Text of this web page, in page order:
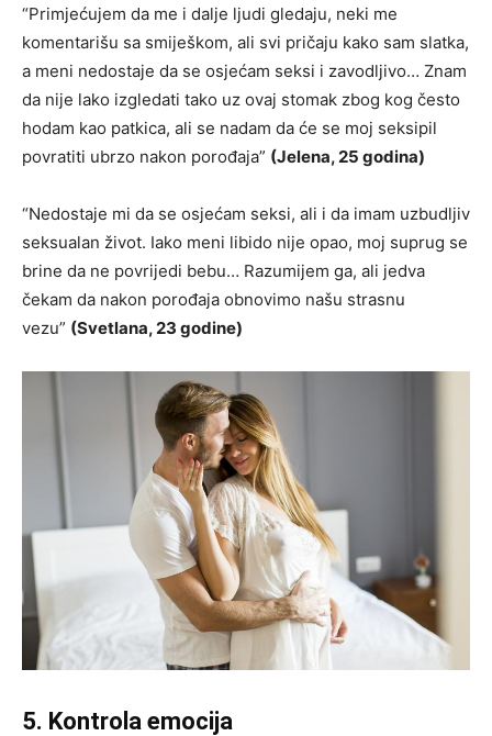
“Primjećujem da me i dalje ljudi gledaju, neki me
komentarišu sa smiješkom, ali svi pričaju kako sam slatka,
a meni nedostaje da se osjećam seksi i zavodljivo… Znam
da nije lako izgledati tako uz ovaj stomak zbog kog često
hodam kao patkica, ali se nadam da će se moj seksipil
povratiti ubrzo nakon porođaja” (Jelena, 25 godina)
“Nedostaje mi da se osjećam seksi, ali i da imam uzbudljiv
seksualan život. Iako meni libido nije opao, moj suprug se
brine da ne povrijedi bebu… Razumijem ga, ali jedva
čekam da nakon porođaja obnovimo našu strasnu
vezu” (Svetlana, 23 godine)
5. Kontrola emocija